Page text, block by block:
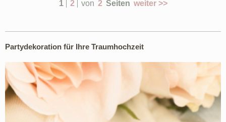
1 2 von 2 Seiten weiter >>
Partydekoration für Ihre Traumhochzeit